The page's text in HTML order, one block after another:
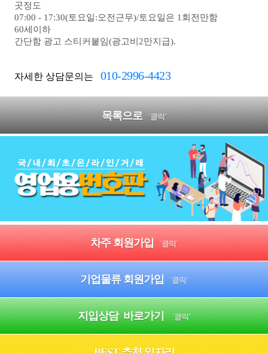
곳정도
07:00 - 17:30(토요일:오전근무)/토요일은 1회전만함
60세이하
간단함 광고 스티커붙임(광고비2만지급).
자세한 상담문의는 010-2996-4423
목록으로 `클릭`
차주 회원가입 `클릭`
기업물류 회원가입 `클릭`
지입상담 바로가기 `클릭`